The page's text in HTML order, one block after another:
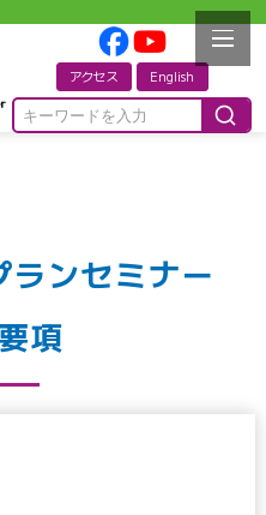
アクセス English
ランセミナー
項